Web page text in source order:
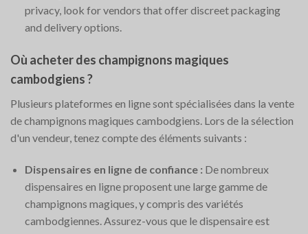
privacy, look for vendors that offer discreet packaging
and delivery options.
Où acheter des champignons magiques
cambodgiens ?
Plusieurs plateformes en ligne sont spécialisées dans la vente
de champignons magiques cambodgiens. Lors de la sélection
d'un vendeur, tenez compte des éléments suivants :
Dispensaires en ligne de confiance : De nombreux
dispensaires en ligne proposent une large gamme de
champignons magiques, y compris des variétés
cambodgiennes. Assurez-vous que le dispensaire est